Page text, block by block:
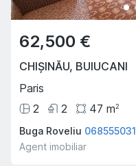
62,500 €
CHIȘINĂU, BUIUCANI
Paris
2
2 47 m2
Buga Roveliu 068555031
Agent imobiliar